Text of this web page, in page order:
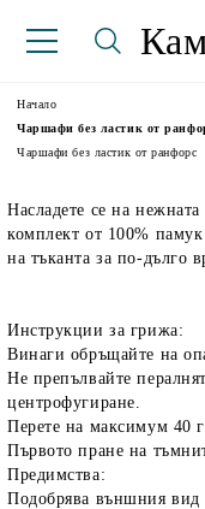
Начало
Чаршафи без ластик от
Чаршафи без ластик от ранфорс
Насладете се на
комплект от 100% памук
на тъканта за по-дълго
Инструкции за грижа:
Винаги обръщайте на
Не препълвайте
центрофугиране.
Перете на максимум 40
Първото пране на
Предимства:
Подобрява външния вид